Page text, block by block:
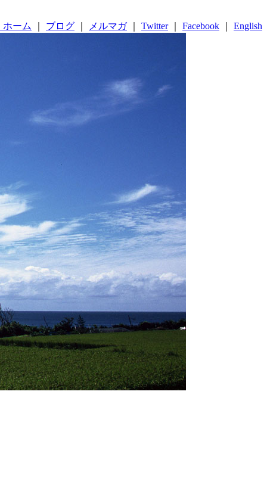
ホーム ブログ メルマガ｜ Twitter｜ Facebook English